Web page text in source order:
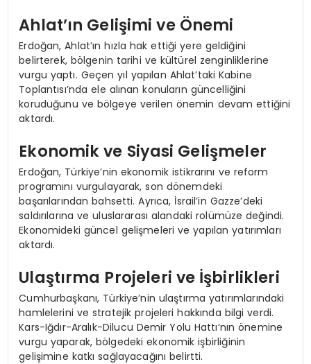
Ahlat’ın Gelişimi ve Önemi
Erdoğan, Ahlat’ın hızla hak ettiği yere geldiğini
belirterek, bölgenin tarihi ve kültürel zenginliklerine
vurgu yaptı. Geçen yıl yapılan Ahlat’taki Kabine
Toplantısı’nda ele alınan konuların güncelliğini
koruduğunu ve bölgeye verilen önemin devam ettiğini
aktardı.
Ekonomik ve Siyasi Gelişmeler
Erdoğan, Türkiye’nin ekonomik istikrarını ve reform
programını vurgulayarak, son dönemdeki
başarılarından bahsetti. Ayrıca, İsrail’in Gazze’deki
saldırılarına ve uluslararası alandaki rolümüze değindi.
Ekonomideki güncel gelişmeleri ve yapılan yatırımları
aktardı.
Ulaştırma Projeleri ve İşbirlikleri
Cumhurbaşkanı, Türkiye’nin ulaştırma yatırımlarındaki
hamlelerini ve stratejik projeleri hakkında bilgi verdi.
Kars-Iğdır-Aralık-Dilucu Demir Yolu Hattı’nın önemine
vurgu yaparak, bölgedeki ekonomik işbirliğinin
gelişimine katkı sağlayacağını belirtti.